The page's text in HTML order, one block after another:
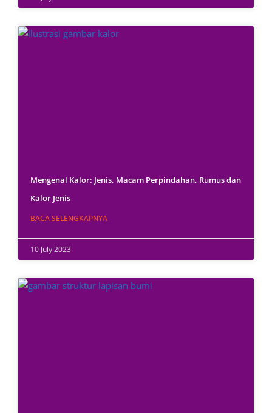
Mengenal Kalor: Jenis, Macam Perpindahan, Rumus dan
Kalor Jenis
BACA SELENGKAPNYA
10 July 2023